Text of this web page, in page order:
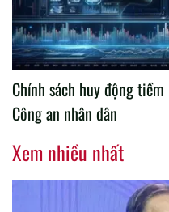
Chính sách huy động
Công an nhân dân
Xem nhiều nhất